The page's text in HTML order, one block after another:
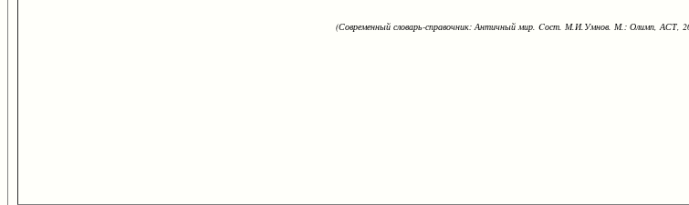
(Современный словарь-справочник: Античный мир. Cост. М.И.Умнов. М.: Олимп, АСТ,